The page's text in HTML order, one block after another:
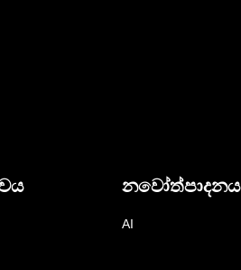
නවෝත්පාදනය
AI